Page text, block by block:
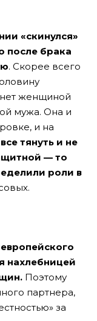
«скинулся»
после брака
. Скорее всего
женщиной
мужа. Она и
и на
тянуть и не
— то
роли в
нахлебницей
Поэтому
партнера,
за